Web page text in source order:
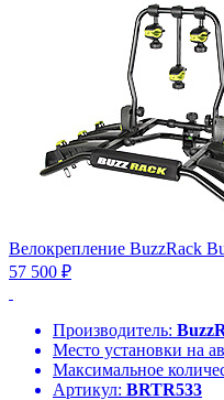
Велокрепление BuzzRack
57 500 ₽
Производитель:
Место установки на
Максимальное
Артикул: BRTR533